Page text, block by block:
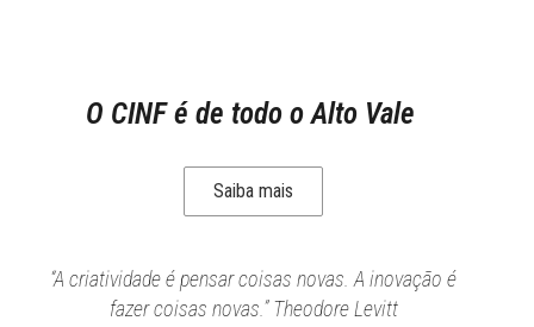
O CINF é de todo o Alto Vale
Saiba mais
“A criatividade é pensar coisas novas. A inovação é
fazer coisas novas.” Theodore Levitt